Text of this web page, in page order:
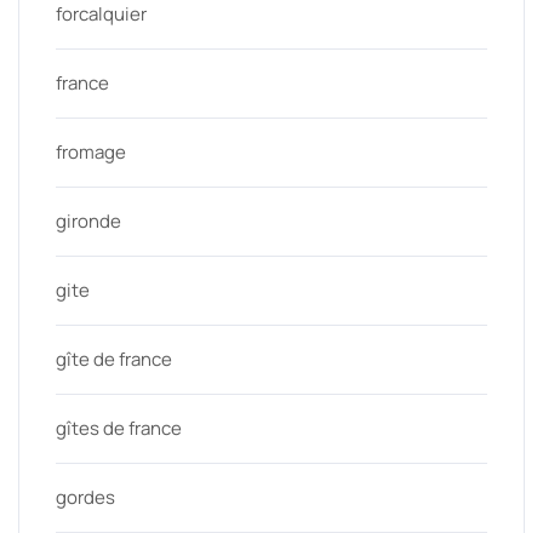
forcalquier
france
fromage
gironde
gite
gîte de france
gîtes de france
gordes